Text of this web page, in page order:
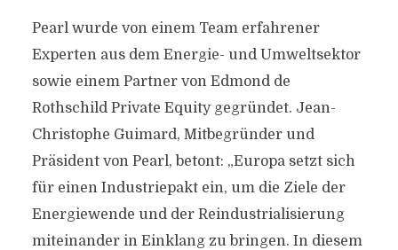
Pearl wurde von einem Team erfahrener
Experten aus dem Energie- und Umweltsektor
sowie einem Partner von Edmond de
Rothschild Private Equity gegründet. Jean-
Christophe Guimard, Mitbegründer und
Präsident von Pearl, betont: „Europa setzt sich
für einen Industriepakt ein, um die Ziele der
Energiewende und der Reindustrialisierung
miteinander in Einklang zu bringen. In diesem